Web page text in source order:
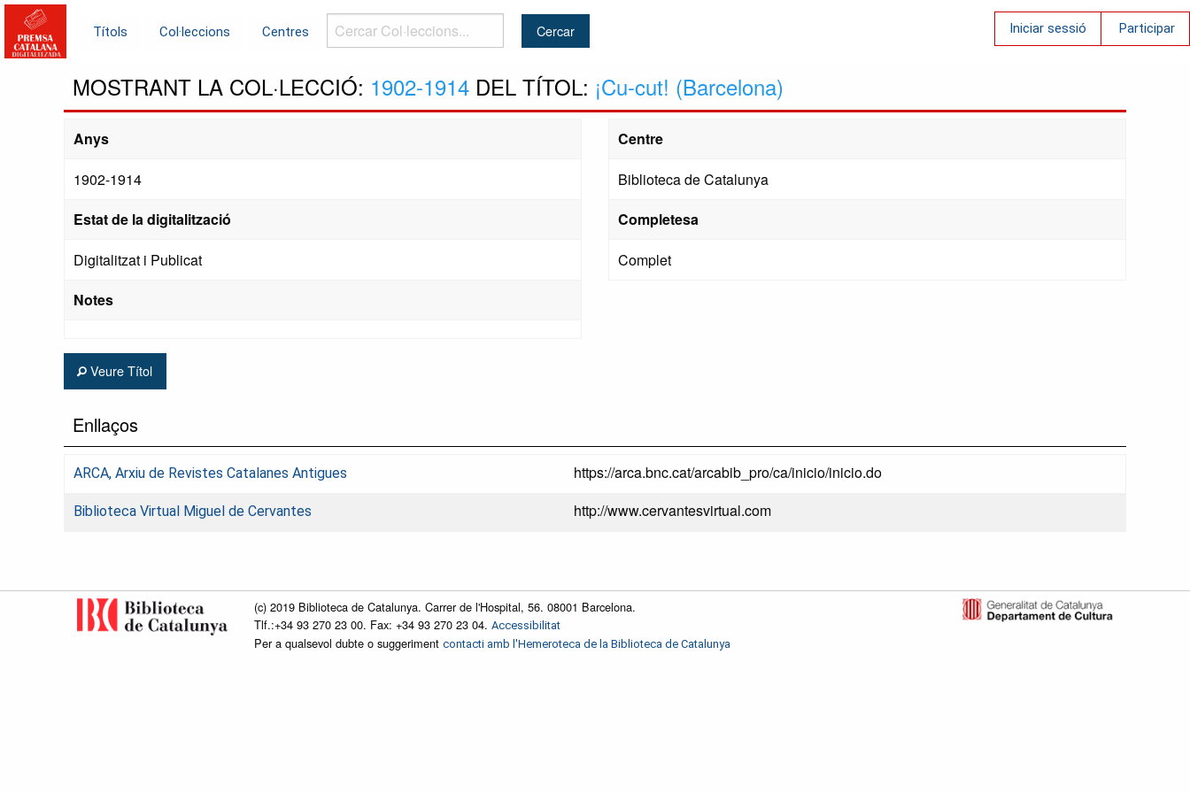
Títols Col·leccions Centres
Cercar
Col·leccions...
Iniciar sessió Participar
MOSTRANT LA COL·LECCIÓ: 1902-1914 DEL TÍTOL: ¡Cu-cut! (Barcelona)
Anys
1902-1914
Estat de la digitalització
Digitalitzat i Publicat
Notes
Centre
Biblioteca de Catalunya
Completesa
Complet
Veure Títol
Enllaços
ARCA, Arxiu de Revistes Catalanes Antigues https://arca.bnc.cat/arcabib_pro/ca/inicio/inicio.do
Biblioteca Virtual Miguel de Cervantes http://www.cervantesvirtual.com
(c) 2019 Biblioteca de Catalunya. Carrer de l'Hospital, 56. 08001 Barcelona.
Tlf.:+34 93 270 23 00. Fax: +34 93 270 23 04. Accessibilitat
Per a qualsevol dubte o suggeriment contacti amb l'Hemeroteca de la Biblioteca de Catalunya